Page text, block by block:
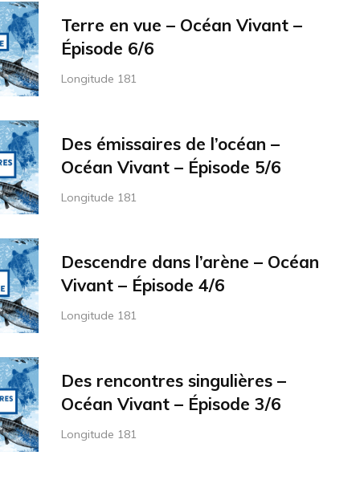
Terre en vue – Océan Vivant –
Épisode 6/6
Longitude 181
Des émissaires de l’océan –
Océan Vivant – Épisode 5/6
Longitude 181
Descendre dans l’arène – Océan
Vivant – Épisode 4/6
Longitude 181
Des rencontres singulières –
Océan Vivant – Épisode 3/6
Longitude 181